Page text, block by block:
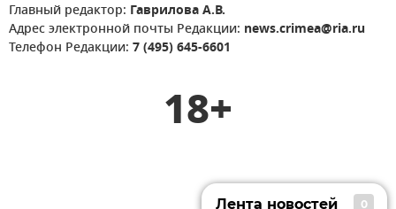
Главный редактор: Гаврилова А.В.
Адрес электронной почты Редакции: news.crimea@ria.ru
Телефон Редакции: 7 (495) 645-6601
18+
Лента новостей 0